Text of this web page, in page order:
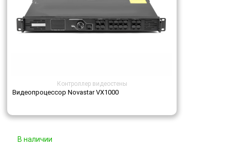
Контроллер видеостены
Видеопроцессор Novastar VX1000
В наличии